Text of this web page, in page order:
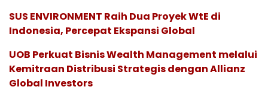
SUS ENVIRONMENT Raih Dua Proyek WtE di
Indonesia, Percepat Ekspansi Global
UOB Perkuat Bisnis Wealth Management melalui
Kemitraan Distribusi Strategis dengan Allianz
Global Investors